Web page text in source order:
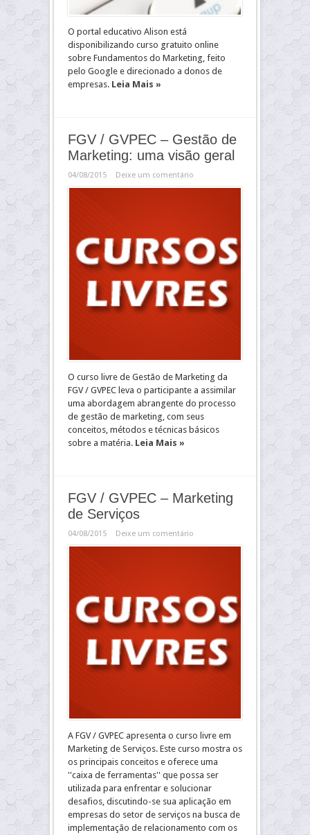
O portal educativo Alison está
disponibilizando curso gratuito online
sobre Fundamentos do Marketing, feito
pelo Google e direcionado a donos de
empresas. Leia Mais »
FGV / GVPEC – Gestão de
Marketing: uma visão geral
04/08/2015 Deixe um comentário
O curso livre de Gestão de Marketing da
FGV / GVPEC leva o participante a assimilar
uma abordagem abrangente do processo
de gestão de marketing, com seus
conceitos, métodos e técnicas básicos
sobre a matéria. Leia Mais »
FGV / GVPEC – Marketing
de Serviços
04/08/2015 Deixe um comentário
A FGV / GVPEC apresenta o curso livre em
Marketing de Serviços. Este curso mostra os
os principais conceitos e oferece uma
''caixa de ferramentas'' que possa ser
utilizada para enfrentar e solucionar
desafios, discutindo-se sua aplicação em
empresas do setor de serviços na busca de
implementação de relacionamento com os